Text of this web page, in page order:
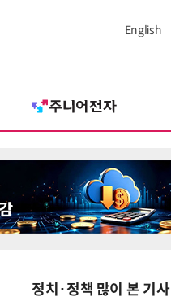
English
정치·정책 많이 본 기사